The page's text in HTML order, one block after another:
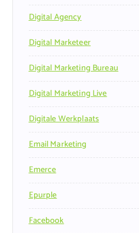
Digital Agency
Digital Marketeer
Digital Marketing Bureau
Digital Marketing Live
Digitale Werkplaats
Email Marketing
Emerce
Epurple
Facebook